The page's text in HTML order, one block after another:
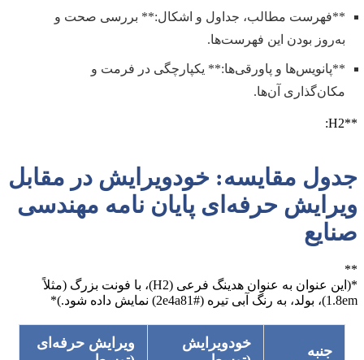
**فهرست مطالب، جداول و اشکال:** بررسی صحت و
به‌روز بودن این فهرست‌ها.
**پانویس‌ها و پاورقی‌ها:** یکپارچگی در فرمت و
مکان‌گذاری آن‌ها.
**H2:
جدول مقایسه: خودویرایش در مقابل
ویرایش حرفه‌ای پایان نامه مهندسی
صنایع
**
*(این عنوان به عنوان هدینگ فرعی (H2)، با فونت بزرگ (مثلاً
1.8em)، بولد، به رنگ آبی تیره (#2e4a81) نمایش داده شود.)*
جنبه
خودویرایش
ویرایش حرفه‌ای